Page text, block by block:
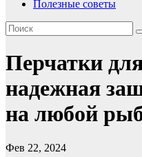
Полезные советы
Перчатки
надежная
на любой
Фев 22, 2024